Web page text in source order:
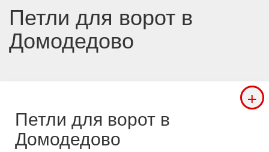
Петли для ворот в
Домодедово
Петли для ворот в
Домодедово
+